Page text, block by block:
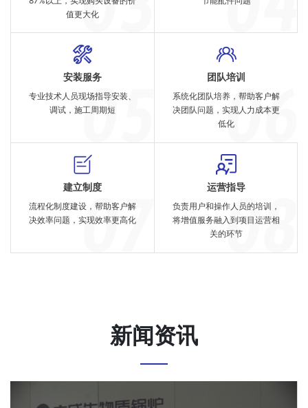
值更大化
安装服务
专业技术人员现场指导安装、
调试，施工周期短
团队培训
系统化团队培养，帮助客户解
决团队问题，实现人力成本更
低化
建立制度
流程化制度建设，帮助客户解
决效率问题，实现效率更高化
运营指导
负责用户和操作人员的培训，
将增值服务融入到项目运营相
关的环节
新闻资讯